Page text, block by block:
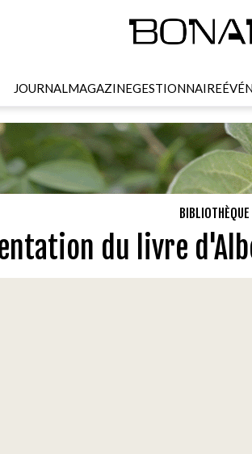
JOURNALMAGAZINEGESTIONNAIRE
BIBLIOTHÈQUE
du livre